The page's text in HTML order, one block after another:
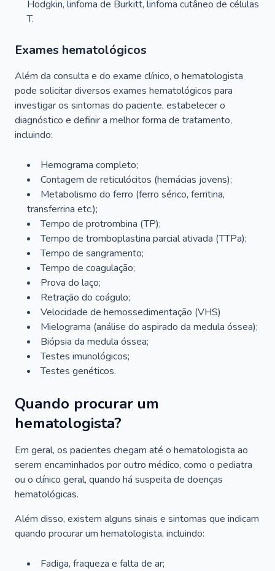
Hodgkin, linfoma de Burkitt, linfoma cutâneo de células
T.
Exames hematológicos
Além da consulta e do exame clínico, o hematologista
pode solicitar diversos exames hematológicos para
investigar os sintomas do paciente, estabelecer o
diagnóstico e definir a melhor forma de tratamento,
incluindo:
Hemograma completo;
Contagem de reticulócitos (hemácias jovens);
Metabolismo do ferro (ferro sérico, ferritina,
transferrina etc.);
Tempo de protrombina (TP);
Tempo de tromboplastina parcial ativada (TTPa);
Tempo de sangramento;
Tempo de coagulação;
Prova do laço;
Retração do coágulo;
Velocidade de hemossedimentação (VHS)
Mielograma (análise do aspirado da medula óssea);
Biópsia da medula óssea;
Testes imunológicos;
Testes genéticos.
Quando procurar um
hematologista?
Em geral, os pacientes chegam até o hematologista ao
serem encaminhados por outro médico, como o pediatra
ou o clínico geral, quando há suspeita de doenças
hematológicas.
Além disso, existem alguns sinais e sintomas que indicam
quando procurar um hematologista, incluindo:
Fadiga, fraqueza e falta de ar;